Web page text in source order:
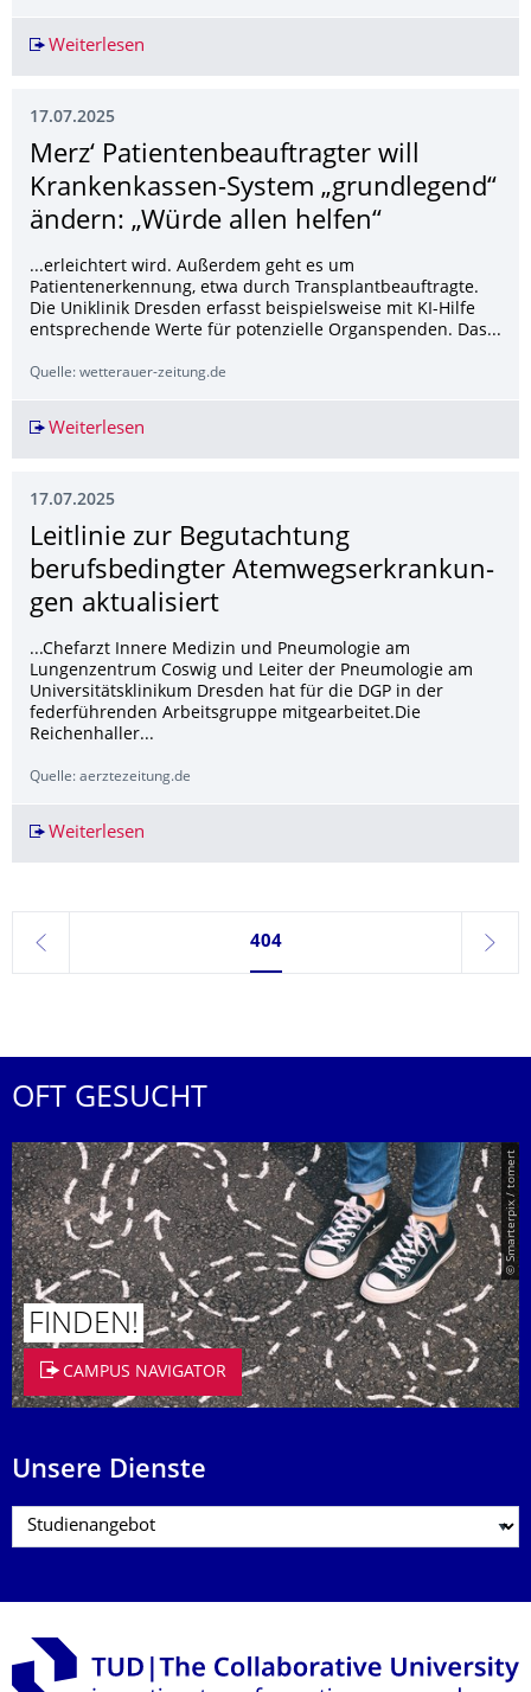
Weiterlesen
17.07.2025
Merz‘ Patientenbeauf­tragter will
Krankenkassen-System „grundlegend“
ändern: „Würde allen helfen“
...erleichtert wird. Außerdem geht es um
Patientenerkennung, etwa durch Transplantbeauftragte.
Die Uniklinik Dresden erfasst beispielsweise mit KI-Hilfe
entsprechende Werte für potenzielle Organspenden. Das...
Quelle: wetterauer-zeitung.de
Weiterlesen
17.07.2025
Leitlinie zur Begutachtung
berufsbedingter Atemwegserkrankun­
gen aktualisiert
...Chefarzt Innere Medizin und Pneumologie am
Lungenzentrum Coswig und Leiter der Pneumologie am
Universitätsklinikum Dresden hat für die DGP in der
federführenden Arbeitsgruppe mitgearbeitet.Die
Reichenhaller...
Quelle: aerztezeitung.de
Weiterlesen
zurück
Seite 404, aktuell ausgewählt
404
weiter
OFT GESUCHT
© Smarterpix / tomert
FINDEN!
CAMPUS NAVIGATOR
Unsere Dienste